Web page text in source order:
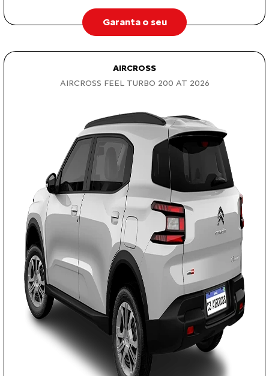
Garanta o seu
AIRCROSS
AIRCROSS FEEL TURBO 200 AT 2026